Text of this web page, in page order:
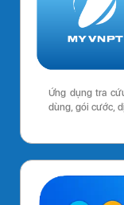
Ứng dụng tra
dùng, gói cước,